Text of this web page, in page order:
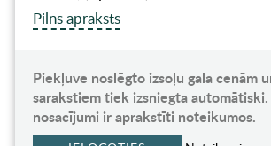
Pilns apraksts
Piekļuve noslēgto izsoļu gala cenām
sarakstiem tiek izsniegta
nosacījumi ir aprakstīti noteikumos.